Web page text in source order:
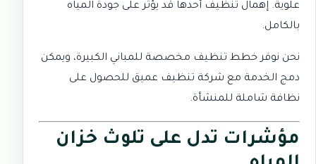
علوية. إهمال تنظيف أحدها قد يؤثر على جودة المياه
بالكامل.
نحن نوفر خطط تنظيف مخصصة للمباني الكبيرة، ويمكن
دمج الخدمة مع شركة تنظيف عميق للحصول على
نظافة شاملة للمنشأة.
مؤشرات تدل على تلوث خزان